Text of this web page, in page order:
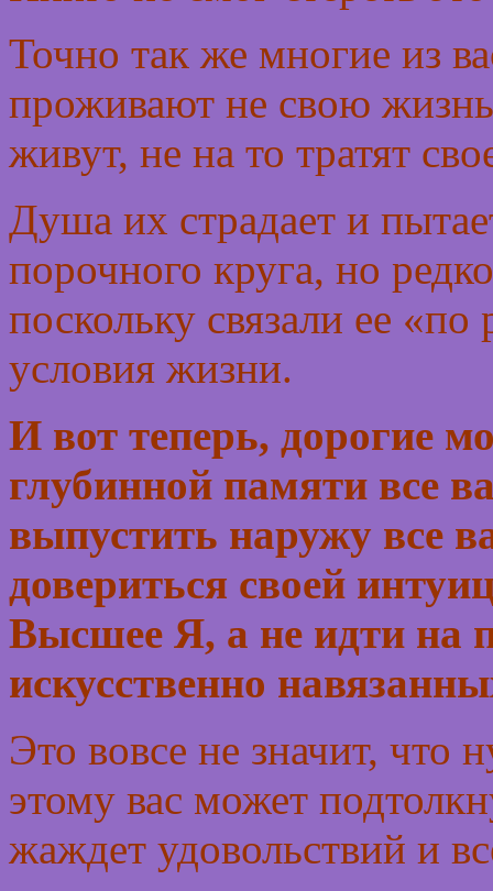
Точно так же многие из
проживают не свою
живут, не на то тратят
Душа их страдает и
порочного круга, но
поскольку связали ее
условия жизни.
И вот теперь, дорогие
глубинной памяти все
выпустить наружу все
довериться своей
Высшее Я, а не идти на
искусственно
Это вовсе не значит, что
этому вас может
жаждет удовольствий и